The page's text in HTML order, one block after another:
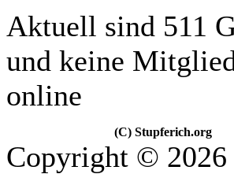
Aktuell sind 511
und keine
online
(C) Stupferich.org
Copyright © 2026